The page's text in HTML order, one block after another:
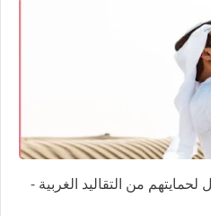
من التقاليد الغربية -